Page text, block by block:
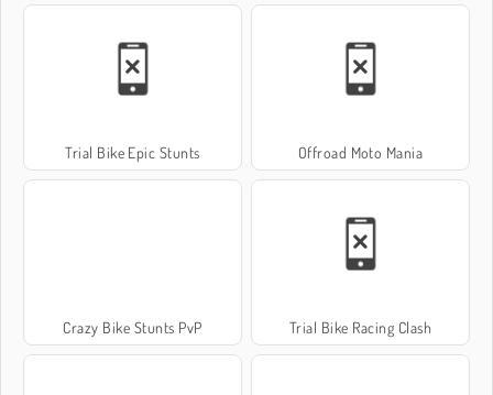
Trial Bike Epic Stunts Offroad Moto Mania
Crazy Bike Stunts PvP Trial Bike Racing Clash